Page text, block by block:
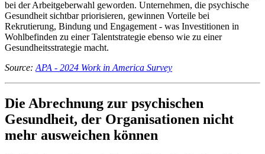
bei der Arbeitgeberwahl geworden. Unternehmen, die psychische
Gesundheit sichtbar priorisieren, gewinnen Vorteile bei
Rekrutierung, Bindung und Engagement - was Investitionen in
Wohlbefinden zu einer Talentstrategie ebenso wie zu einer
Gesundheitsstrategie macht.
Source: APA - 2024 Work in America Survey
Die Abrechnung zur psychischen
Gesundheit, der Organisationen nicht
mehr ausweichen können